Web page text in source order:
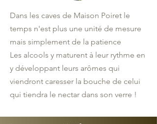
Dans les caves de Maison Poiret le
temps n'est plus une unité de mesure
mais simplement de la patience
Les alcools y maturent à leur rythme en
y développant leurs arômes qui
viendront caresser la bouche de celui
qui tiendra le nectar dans son verre !